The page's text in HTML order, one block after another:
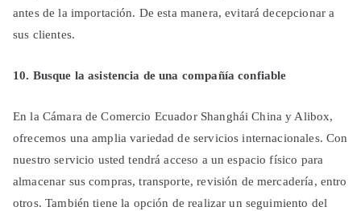
antes de la importación. De esta manera, evitará decepcionar a
sus clientes.
10. Busque la asistencia de una compañía confiable
En la Cámara de Comercio Ecuador Shanghái China y Alibox,
ofrecemos una amplia variedad de servicios internacionales. Con
nuestro servicio usted tendrá acceso a un espacio físico para
almacenar sus compras, transporte, revisión de mercadería, entro
otros. También tiene la opción de realizar un seguimiento del